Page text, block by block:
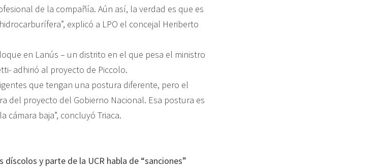
de la compañía. Aún así, la verdad es que es
explicó a LPO el concejal Heriberto
en Lanús – un distrito en el que pesa el ministro
adhirió al proyecto de Piccolo.
que tengan una postura diferente, pero el
del proyecto del Gobierno Nacional. Esa postura es
cámara baja”, concluyó Triaca.
díscolos y parte de la UCR habla de “sanciones”